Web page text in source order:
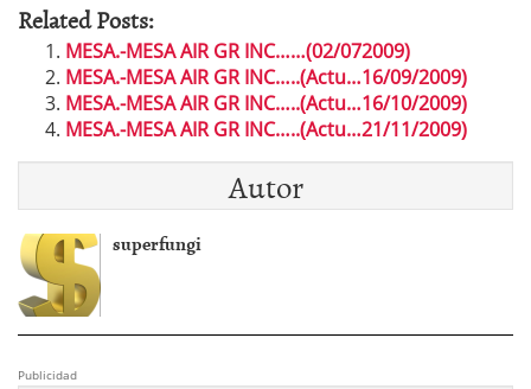
Related Posts:
MESA.-MESA AIR GR INC……(02/072009)
MESA.-MESA AIR GR INC…..(Actu…16/09/2009)
MESA.-MESA AIR GR INC…..(Actu…16/10/2009)
MESA.-MESA AIR GR INC…..(Actu…21/11/2009)
Autor
superfungi
Publicidad